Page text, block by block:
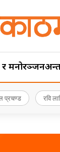
मनोरञ्जन
प्रचण्ड रवि